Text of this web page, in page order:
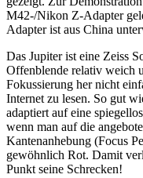
M42-/Nikon Z-Adapter
Adapter ist aus China
Das Jupiter ist eine Zeiss
Offenblende relativ weich
Fokussierung her nicht
Internet zu lesen. So gut
adaptiert auf eine
wenn man auf die
Kantenanhebung (Focus
gewöhnlich Rot. Damit
Punkt seine Schrecken!